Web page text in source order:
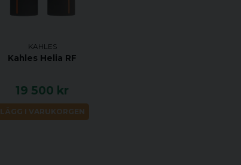
KAHLES
Kahles Helia RF
19 500 kr
LÄGG I VARUKORGEN